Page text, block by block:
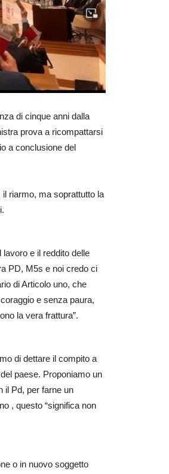
di cinque anni dalla
prova a ricompattarsi
a conclusione del
riarmo, ma soprattutto la
lavoro e il reddito delle
PD, M5s e noi credo ci
di Articolo uno, che
e senza paura,
la vera frattura”.
di dettare il compito a
paese. Proponiamo un
il Pd, per farne un
, questo “significa non
o in nuovo soggetto